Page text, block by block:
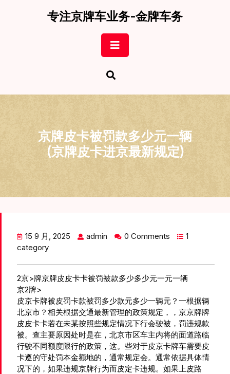
专注京牌车业务-金牌车务
Button
京牌皮卡被罚款多少元一辆
(京牌皮卡进京最新规定)
15 9 月, 2025 admin 0 Comments
1
category
2京>牌京牌皮皮卡卡被罚被款多少多少元一元一辆
京2牌>
皮京卡牌被皮罚卡款被罚多少款元多少一辆元？一根据辆
北京市？相关根据交通最新管理的政策规定，，京京牌牌
皮皮卡卡若在未某按照些规定情况下行会驶被，罚违规款
被。查主要原因处时是在，北京市区车主内将的面道路临
行驶不同额度限行的政策，这。些对于皮京卡牌车需要皮
卡遵的守处罚本金额地的，通常规定会。通常依据具体情
况下的，如果违规京牌行为而皮定卡违规。如果上皮路